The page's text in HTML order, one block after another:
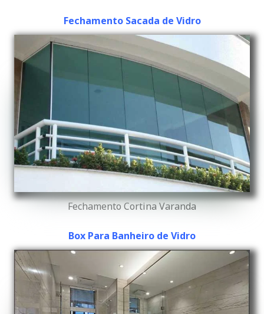
Fechamento Sacada de Vidro
Fechamento Cortina Varanda
Box Para Banheiro de Vidro